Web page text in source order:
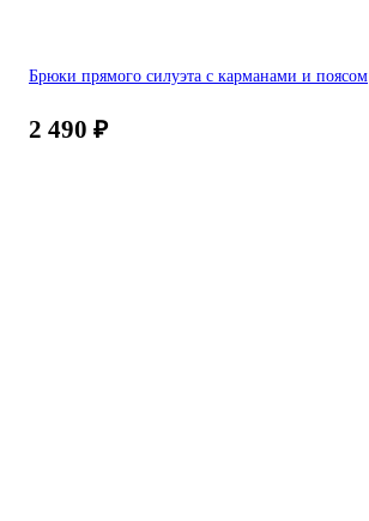
Брюки прямого силуэта с карманами и поясом
2 490 ₽